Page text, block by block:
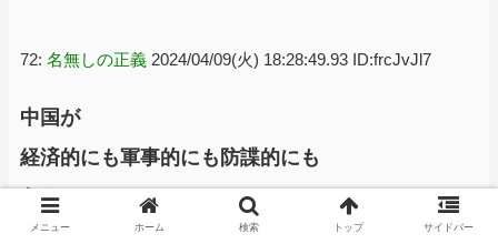
72: 名無しの正義 2024/04/09(火) 18:28:49.93 ID:frcJvJl7
中国が
経済的にも軍事的にも防諜的にも
危ない
メニュー ホーム 検索 トップ サイドバー